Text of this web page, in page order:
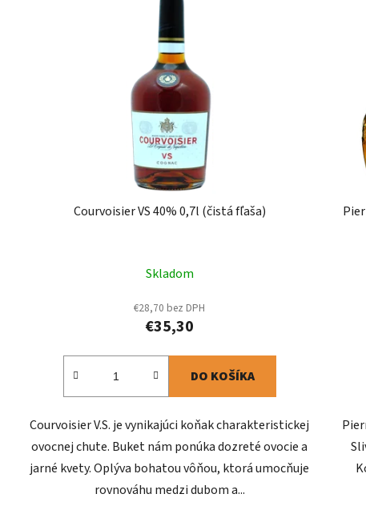
Courvoisier VS 40% 0,7l (čistá fľaša)
Skladom
€28,70 bez DPH
€35,30
DO KOŠÍKA
Courvoisier V.S. je vynikajúci koňak charakteristickej
ovocnej chute. Buket nám ponúka dozreté ovocie a
jarné kvety. Oplýva bohatou vôňou, ktorá umocňuje
rovnováhu medzi dubom a...